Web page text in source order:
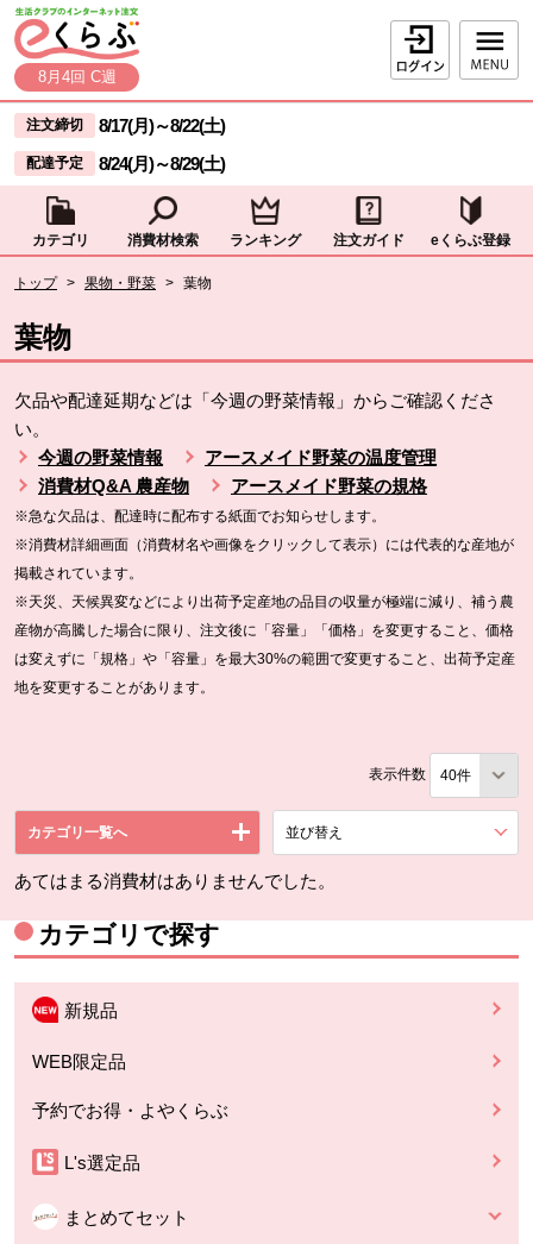
ページの先頭です。
本文へジャンプする。
8月4回 C週
ログイン
ここからサイト内共通メニューです。
サイト内共通メニューをスキップする
注文締切 8/17(月)～8/22(土)
配達予定 8/24(月)～8/29(土)
カテゴリ 消費材検索 ランキング 注文ガイド eくらぶ登録
トップ > 果物・野菜 > 葉物
葉物
欠品や配達延期などは「今週の野菜情報」からご確認くださ
い。
今週の野菜情報
アースメイド野菜の温度管理
消費材Q&A 農産物
アースメイド野菜の規格
※急な欠品は、配達時に配布する紙面でお知らせします。
※消費材詳細画面（消費材名や画像をクリックして表示）には代表的な産地が
掲載されています。
※天災、天候異変などにより出荷予定産地の品目の収量が極端に減り、補う農
産物が高騰した場合に限り、注文後に「容量」「価格」を変更すること、価格
は変えずに「規格」や「容量」を最大30%の範囲で変更すること、出荷予定産
地を変更することがあります。
表示件数
カテゴリ一覧へ 並び替え
あてはまる消費材はありませんでした。
カテゴリで探す
新規品
WEB限定品
予約でお得・よやくらぶ
L's選定品
まとめてセット